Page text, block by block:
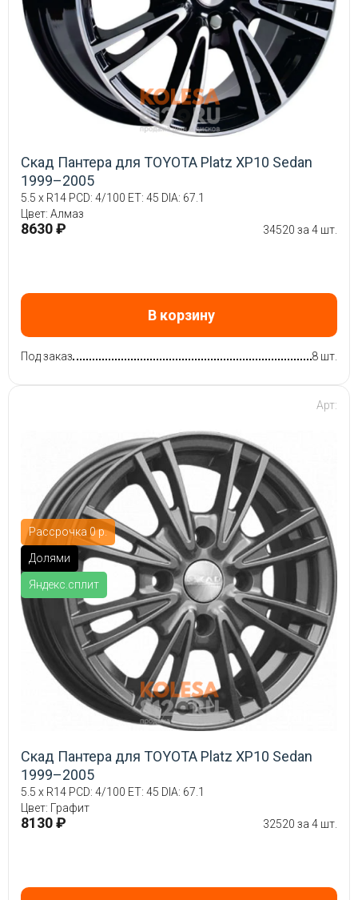
Скад Пантера для TOYOTA Platz XP10 Sedan
1999–2005
5.5 x R14 PCD: 4/100 ET: 45 DIA: 67.1
Цвет: Алмаз
8630 ₽ 34520 за 4 шт.
В корзину
Под заказ 8 шт.
Рассрочка 0 р.
Долями
Яндекс.сплит
Арт:
Скад Пантера для TOYOTA Platz XP10 Sedan
1999–2005
5.5 x R14 PCD: 4/100 ET: 45 DIA: 67.1
Цвет: Графит
8130 ₽ 32520 за 4 шт.